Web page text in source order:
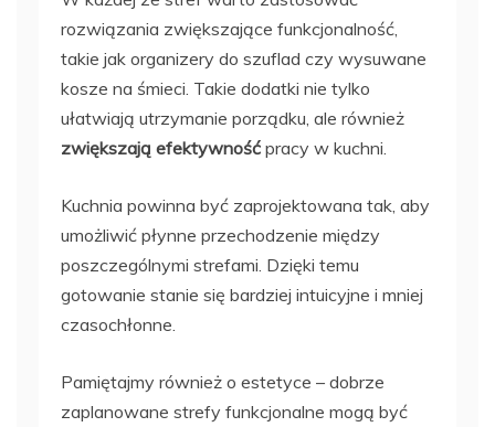
rozwiązania zwiększające funkcjonalność,
takie jak organizery do szuflad czy wysuwane
kosze na śmieci. Takie dodatki nie tylko
ułatwiają utrzymanie porządku, ale również
zwiększają efektywność pracy w kuchni.
Kuchnia powinna być zaprojektowana tak, aby
umożliwić płynne przechodzenie między
poszczególnymi strefami. Dzięki temu
gotowanie stanie się bardziej intuicyjne i mniej
czasochłonne.
Pamiętajmy również o estetyce – dobrze
zaplanowane strefy funkcjonalne mogą być